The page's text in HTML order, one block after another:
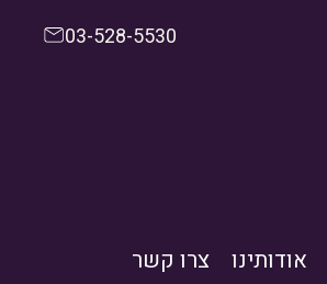
03-528-5530
אודותינו
צרו קשר